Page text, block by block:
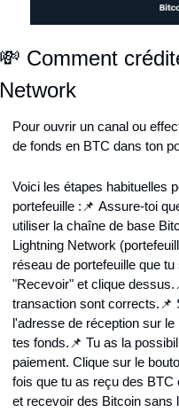
💸 Comment
Network
Pour ouvrir un canal ou
de fonds en BTC dans ton
Voici les étapes habituelles
portefeuille : 📌 Assure-toi
utiliser la chaîne de base
Lightning Network
réseau de portefeuille que
"Recevoir" et clique dessus.
transaction sont corrects. 📌
l'adresse de réception sur
tes fonds. 📌 Tu as la
paiement. Clique sur le
fois que tu as reçu des
et recevoir des Bitcoin sans